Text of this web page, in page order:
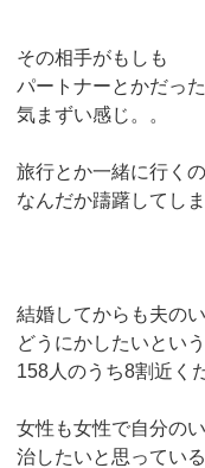
その相手がもしも
パートナーとかだっ
気まずい感じ。。
旅行とか一緒に行く
なんだか躊躇してし
結婚してからも夫の
どうにかしたいとい
158人のうち8割近く
女性も女性で自分の
治したいと思ってい